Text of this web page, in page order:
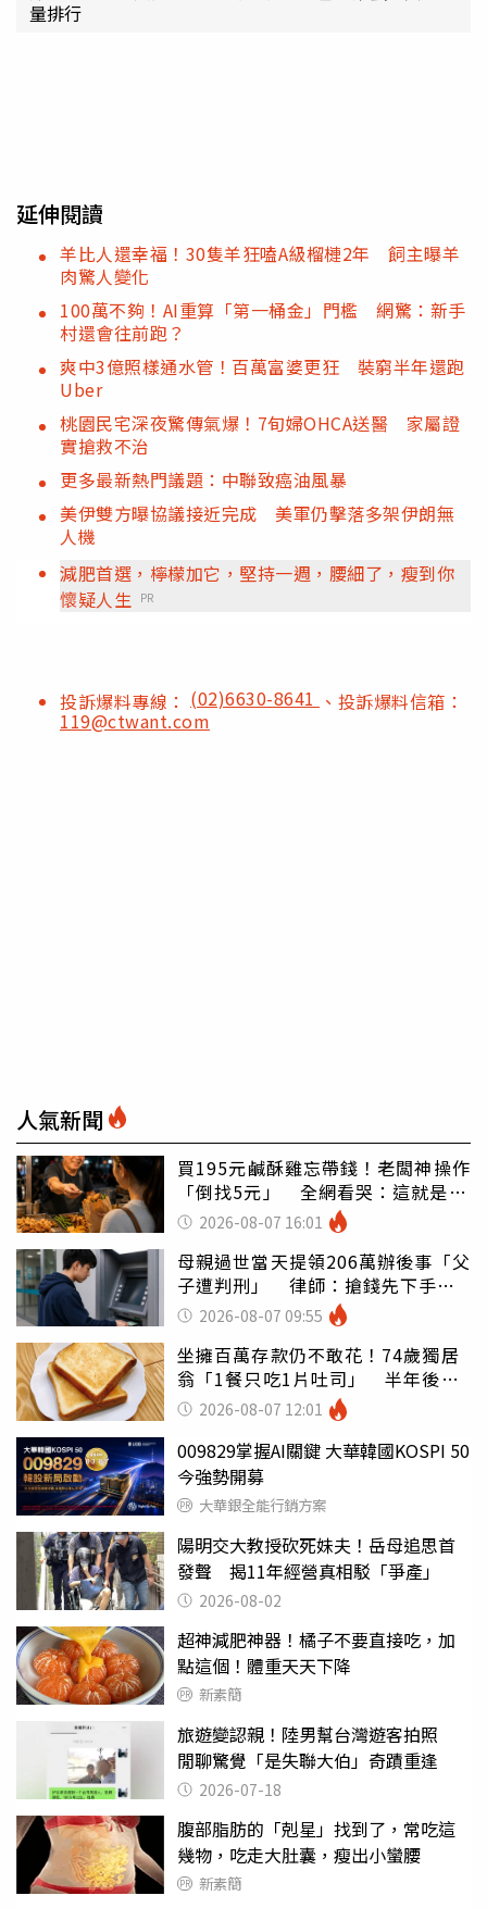
量排行
延伸閱讀
羊比人還幸福！30隻羊狂嗑A級榴槤2年 飼主曝羊
肉驚人變化
100萬不夠！AI重算「第一桶金」門檻 網驚：新手
村還會往前跑？
爽中3億照樣通水管！百萬富婆更狂 裝窮半年還跑
Uber
桃園民宅深夜驚傳氣爆！7旬婦OHCA送醫 家屬證
實搶救不治
更多最新熱門議題：中聯致癌油風暴
美伊雙方曝協議接近完成 美軍仍擊落多架伊朗無
人機
減肥首選，檸檬加它，堅持一週，腰細了，瘦到你
懷疑人生 PR
投訴爆料專線： (02)6630-8641 、投訴爆料信箱：
119@ctwant.com
人氣新聞
買195元鹹酥雞忘帶錢！老闆神操作
「倒找5元」 全網看哭：這就是台
灣 2026-08-07 16:01
母親過世當天提領206萬辦後事「父
子遭判刑」 律師：搶錢先下手是
罪 2026-08-07 09:55
坐擁百萬存款仍不敢花！74歲獨居
翁「1餐只吃1片吐司」 半年後暴
瘦嚇壞女兒
2026-08-07 12:01
009829掌握AI關鍵 大華韓國KOSPI 50
今強勢開募
大華銀全能行銷方案
陽明交大教授砍死妹夫！岳母追思首
發聲 揭11年經營真相駁「爭產」
2026-08-02
超神減肥神器！橘子不要直接吃，加
點這個！體重天天下降
新素簡
旅遊變認親！陸男幫台灣遊客拍照
閒聊驚覺「是失聯大伯」奇蹟重逢
2026-07-18
腹部脂肪的「剋星」找到了，常吃這
幾物，吃走大肚囊，瘦出小蠻腰
新素簡